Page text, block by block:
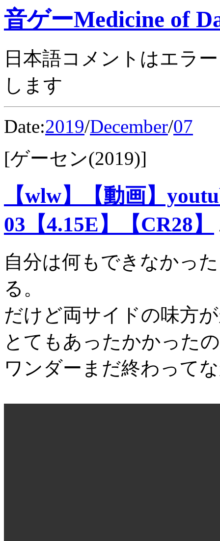
音ゲーMedicine of
日本語コメントはエラ
します
Date:2019/December/07
[ゲーセン(2019)]
【wlw】【動画】
03【4.15E】【CR28】
自分は何もできなかっ
る。
だけど両サイドの味方
とてもあったかかった
ワンダーまだ終わって